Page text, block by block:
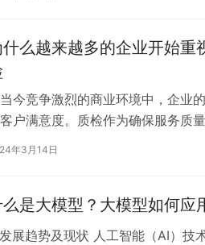
什么越来越多的企业开始重
今竞争激烈的商业环境中，企业
户满意度。质检作为确保服务质
过质检，企业能够及时发现并纠正
年3月14日
是大模型？大模型如何应
展趋势及现状 人工智能（AI）技